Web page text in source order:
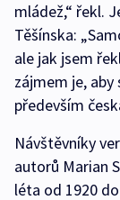
mládež,“ řekl.
Těšínska:
ale jak jsem
zájmem je,
především
Návštěvníky
autorů Marian
léta od 1920